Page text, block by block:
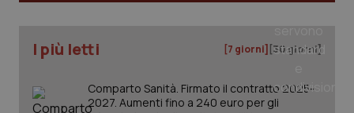
I più letti [7 giorni] [30 giorni]
Comparto Sanità. Firmato il contratto 2025-
2027. Aumenti fino a 240 euro per gli